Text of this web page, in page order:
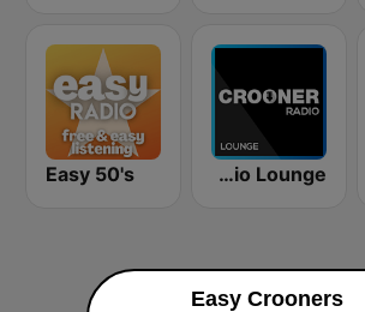
Crooner Radio Lounge
Easy 50's
Easy Crooners